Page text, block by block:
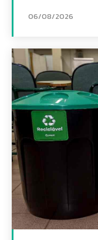
06/08/2026